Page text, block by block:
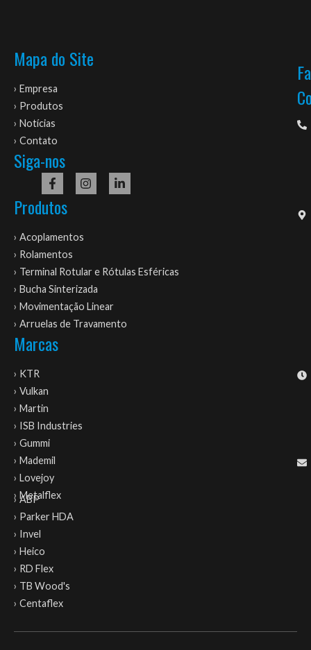
Mapa do Site
› Empresa
› Produtos
› Notícias
› Contato
Siga-nos
Produtos
› Acoplamentos
› Rolamentos
› Terminal Rotular e Rótulas Esféricas
› Bucha Sinterizada
› Movimentação Linear
› Arruelas de Travamento
Marcas
› KTR
› Vulkan
› Martin
› ISB Industries
› Gummi
› Mademil
› Lovejoy
› Metalflex
› ABP
› Parker HDA
› Invel
› Heico
› RD Flex
› TB Wood's
› Centaflex